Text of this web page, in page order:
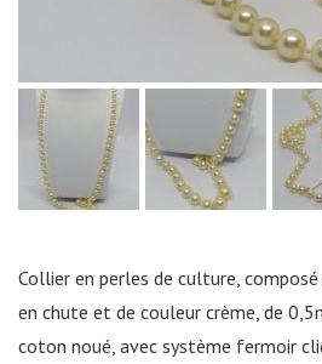
Collier en perles de culture,
en chute et de couleur crème, de
coton noué, avec système fermoir